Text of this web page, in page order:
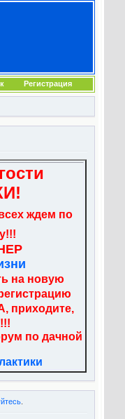
Регистрация
ждем по
на новую
приходите,
по дачной